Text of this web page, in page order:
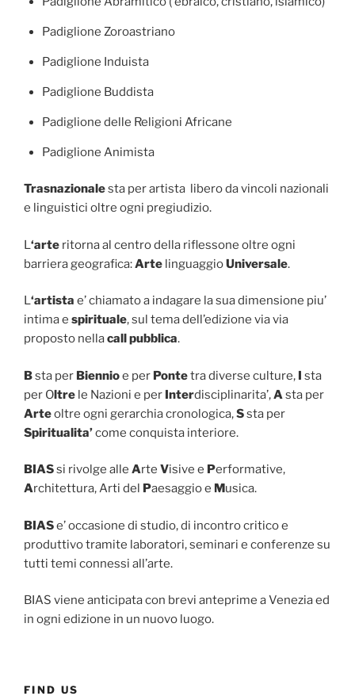
Padiglione Zoroastriano
Padiglione Induista
Padiglione Buddista
Padiglione delle Religioni Africane
Padiglione Animista
Trasnazionalesta per artista libero da vincoli nazionali
e linguistici oltre ogni pregiudizio.
L‘arte ritorna al centro della riflessone oltre ogni
barriera geografica:Arte linguaggioUniversale.
L‘artista e’ chiamato a indagare la sua dimensione piu’
intima e spirituale, sul tema dell’edizione via via
proposto nellacall pubblica.
Bsta per Biennioe per Pontetra diverse culture, I sta
per Oltre le Nazioni e per Interdisciplinarita’,Asta per
Arteoltre ogni gerarchia cronologica,Ssta per
Spiritualita’come conquista interiore.
BIASsi rivolge alle Arte Visive e Performative,
Architettura, Arti del Paesaggio e M usica.
BIASe’ occasione di studio, di incontro critico e
produttivo tramite laboratori, seminari e conferenze su
tutti temi connessi all’arte.
BIAS viene anticipata con brevi anteprime a Venezia ed
in ogni edizione in un nuovo luogo.
FIND US